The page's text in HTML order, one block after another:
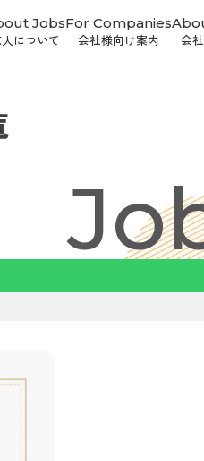
Jobs
について
For Companies
会社様向け案内
会